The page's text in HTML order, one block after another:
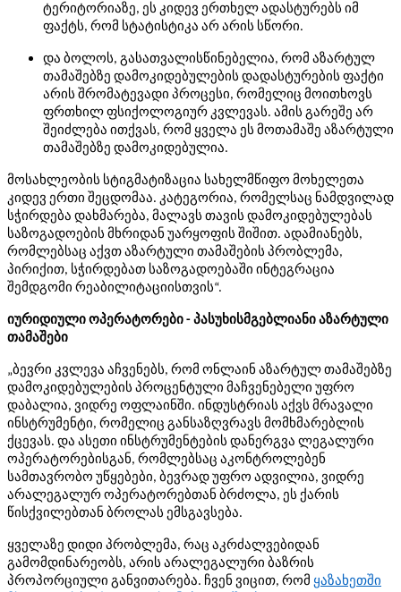
ტერიტორიაზე, ეს კიდევ ერთხელ ადასტურებს იმ
ფაქტს, რომ სტატისტიკა არ არის სწორი.
და ბოლოს, გასათვალისწინებელია, რომ აზარტულ
თამაშებზე დამოკიდებულების დადასტურების ფაქტი
არის შრომატევადი პროცესი, რომელიც მოითხოვს
ფრთხილ ფსიქოლოგიურ კვლევას. ამის გარეშე არ
შეიძლება ითქვას, რომ ყველა ეს მოთამაშე აზარტული
თამაშებზე დამოკიდებულია.
მოსახლეობის სტიგმატიზაცია სახელმწიფო მოხელეთა
კიდევ ერთი შეცდომაა. კატეგორია, რომელსაც ნამდვილად
სჭირდება დახმარება, მალავს თავის დამოკიდებულებას
საზოგადოების მხრიდან უარყოფის შიშით. ადამიანებს,
რომლებსაც აქვთ აზარტული თამაშების პრობლემა,
პირიქით, სჭირდებათ საზოგადოებაში ინტეგრაცია
შემდგომი რეაბილიტაციისთვის“.
იურიდიული ოპერატორები - პასუხისმგებლიანი აზარტული
თამაშები
„ბევრი კვლევა აჩვენებს, რომ ონლაინ აზარტულ თამაშებზე
დამოკიდებულების პროცენტული მაჩვენებელი უფრო
დაბალია, ვიდრე ოფლაინში. ინდუსტრიას აქვს მრავალი
ინსტრუმენტი, რომელიც განსაზღვრავს მომხმარებლის
ქცევას. და ასეთი ინსტრუმენტების დანერგვა ლეგალური
ოპერატორებისგან, რომლებსაც აკონტროლებენ
სამთავრობო უწყებები, ბევრად უფრო ადვილია, ვიდრე
არალეგალურ ოპერატორებთან ბრძოლა, ეს ქარის
წისქვილებთან ბროლას ემსგავსება.
ყველაზე დიდი პრობლემა, რაც აკრძალვებიდან
გამომდინარეობს, არის არალეგალური ბაზრის
პროპორციული განვითარება. ჩვენ ვიცით, რომ ყაზახეთში